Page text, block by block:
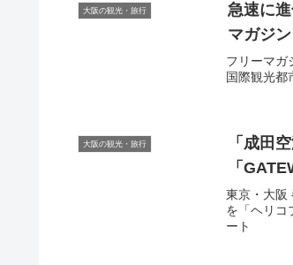
大阪の観光・旅行 急速に
マガジ
フリーマガ
国際観光都
大阪の観光・旅行 「成田
「
東京・大阪
を「ヘリコ
ート